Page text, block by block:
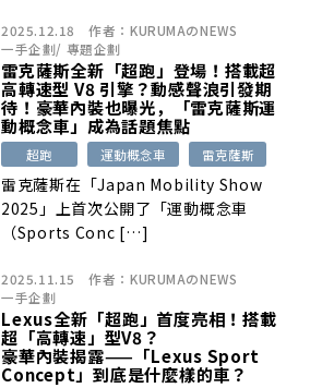
2025.12.18 作者： KURUMAのNEWS
一手企劃/ 專題企劃
雷克薩斯全新「超跑」登場！搭載超
高轉速型 V8 引擎？動感聲浪引發期
待！豪華內裝也曝光，「雷克薩斯運
動概念車」成為話題焦點
超跑 運動概念車 雷克薩斯
雷克薩斯在「Japan Mobility Show
2025」上首次公開了「運動概念車
（Sports Conc […]
2025.11.15 作者： KURUMAのNEWS
一手企劃
Lexus全新「超跑」首度亮相！搭載
超「高轉速」型V8？
豪華內裝揭露——「Lexus Sport
Concept」到底是什麼樣的車？